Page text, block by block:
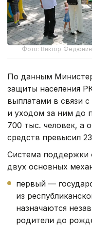
Фото: Виктор
По данным
защиты населения
выплатами в связи
и уходом за ним до
700 тыс. человек, а
средств превысил
Система поддержки
двух основных
первый —
из
назначаются
родители до